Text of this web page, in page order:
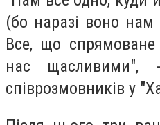
(бо наразі воно нам
Все, що
нас щасливими",
співрозмовників у